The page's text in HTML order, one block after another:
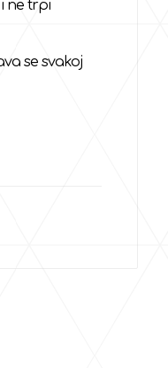
ne trpi
se svakoj